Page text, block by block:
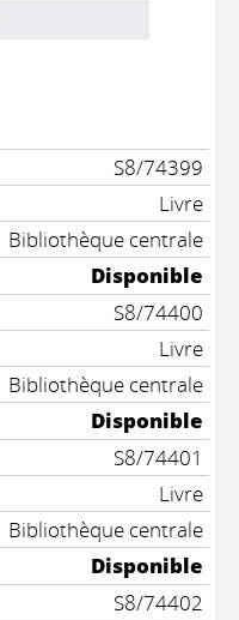
S8/74399
Livre
Bibliothèque centrale
Disponible
S8/74400
Livre
Bibliothèque centrale
Disponible
S8/74401
Livre
Bibliothèque centrale
Disponible
S8/74402